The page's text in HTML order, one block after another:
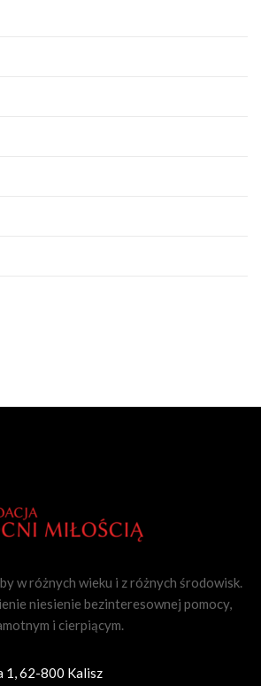
w różnych wieku i z różnych środowisk.
niesienie bezinteresownej pomocy,
i cierpiącym.
1, 62-800 Kalisz